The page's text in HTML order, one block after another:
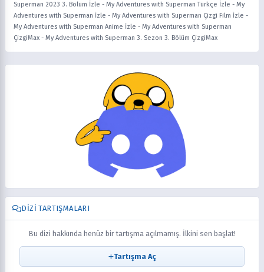
Superman 2023 3. Bölüm İzle - My Adventures with Superman Türkçe İzle - My
Adventures with Superman İzle - My Adventures with Superman Çizgi Film İzle -
My Adventures with Superman Anime İzle - My Adventures with Superman
ÇizgiMax - My Adventures with Superman 3. Sezon 3. Bölüm ÇizgiMax
DIZI TARTIŞMALARI
Bu dizi hakkında henüz bir tartışma açılmamış. İlkini sen başlat!
Tartışma Aç